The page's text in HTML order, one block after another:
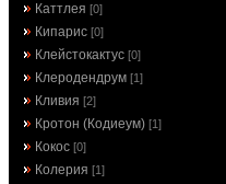
Каттлея [0]
Кипарис [0]
Клейстокактус [0]
Клеродендрум [1]
Кливия [2]
Кротон (Кодиеум) [1]
Кокос [0]
Колерия [1]